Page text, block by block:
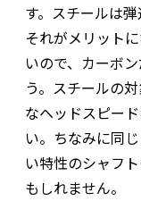
す。スチールは
それがメリット
いので、カーボ
う。スチールの
なヘッドスピー
い。ちなみに同
い特性のシャフ
もしれません。